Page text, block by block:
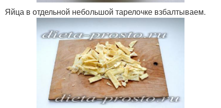
Яйца в отдельной небольшой тарелочке взбалтываем.